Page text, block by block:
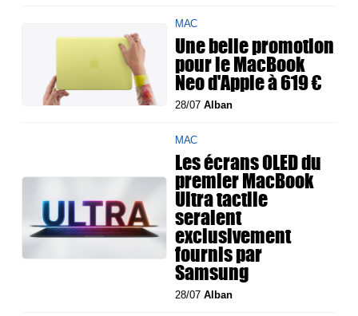
MAC
Une belle promotion
pour le MacBook
Neo d'Apple à 619 €
28/07Alban
MAC
Les écrans OLED du
premier MacBook
Ultra tactile
seraient
exclusivement
fournis par
Samsung
28/07Alban